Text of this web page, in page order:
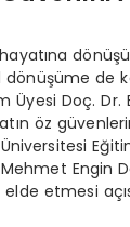
de
Üyesi Doç. Dr.
öz
Engin
elde etmesi